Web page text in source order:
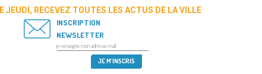
JEUDI, RECEVEZ TOUTES LES ACTUS DE LA VILLE
INSCRIPTION
NEWSLETTER